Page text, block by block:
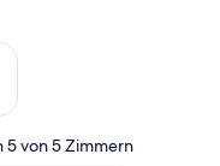
Wochenende, Aug.
5 von 5 Zimmern